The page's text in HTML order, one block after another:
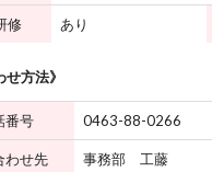
修 あり
せ方法》
番号 0463-88-0266
わせ先 事務部 工藤